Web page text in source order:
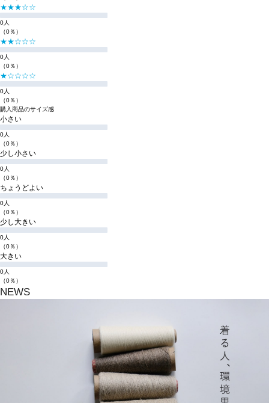
★★★☆☆
0人
（0％）
★★☆☆☆
0人
（0％）
★☆☆☆☆
0人
（0％）
購入商品のサイズ感
小さい
0人
（0％）
少し小さい
0人
（0％）
ちょうどよい
0人
（0％）
少し大きい
0人
（0％）
大きい
0人
（0％）
NEWS